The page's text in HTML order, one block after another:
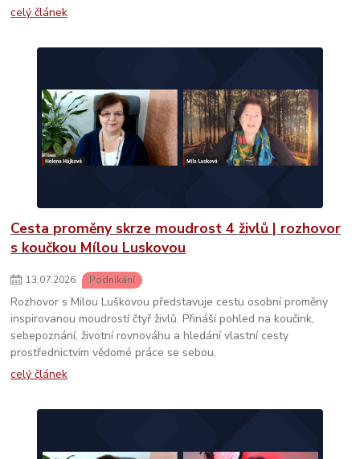
celý článek
Cesta proměny skrze moudrost 4 živlů | rozhovor
s koučkou Mílou Luskovou
13.07.2026 Podnikání
Rozhovor s Milou Luškovou představuje cestu osobní proměny
inspirovanou moudrostí čtyř živlů. Přináší pohled na koučink,
sebepoznání, životní rovnováhu a hledání vlastní cesty
prostřednictvím vědomé práce se sebou.
celý článek